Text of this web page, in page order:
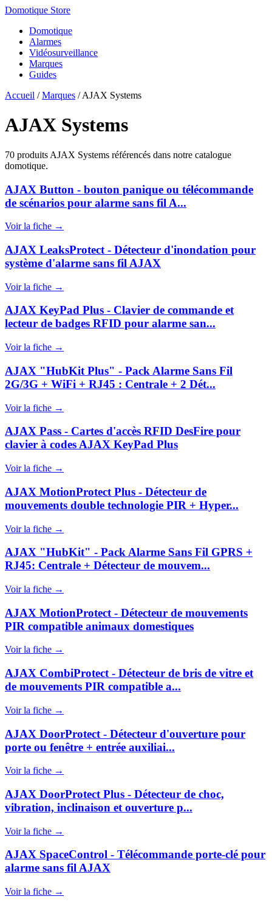
Domotique Store
Domotique
Alarmes
Vidéosurveillance
Marques
Guides
Accueil /Marques /AJAX Systems
AJAX Systems
70 produits AJAX Systems référencés dans notre catalogue
domotique.
AJAX Button - bouton panique ou télécommande
de scénarios pour alarme sans fil A...
Voir la fiche →
AJAX LeaksProtect - Détecteur d'inondation pour
système d'alarme sans fil AJAX
Voir la fiche →
AJAX KeyPad Plus - Clavier de commande et
lecteur de badges RFID pour alarme san...
Voir la fiche →
AJAX "HubKit Plus" - Pack Alarme Sans Fil
2G/3G + WiFi + RJ45 : Centrale + 2 Dét...
Voir la fiche →
AJAX Pass - Cartes d'accès RFID DesFire pour
clavier à codes AJAX KeyPad Plus
Voir la fiche →
AJAX MotionProtect Plus - Détecteur de
mouvements double technologie PIR + Hyper...
Voir la fiche →
AJAX "HubKit" - Pack Alarme Sans Fil GPRS +
RJ45: Centrale + Détecteur de mouvem...
Voir la fiche →
AJAX MotionProtect - Détecteur de mouvements
PIR compatible animaux domestiques
Voir la fiche →
AJAX CombiProtect - Détecteur de bris de vitre et
de mouvements PIR compatible a...
Voir la fiche →
AJAX DoorProtect - Détecteur d'ouverture pour
porte ou fenêtre + entrée auxiliai...
Voir la fiche →
AJAX DoorProtect Plus - Détecteur de choc,
vibration, inclinaison et ouverture p...
Voir la fiche →
AJAX SpaceControl - Télécommande porte-clé pour
alarme sans fil AJAX
Voir la fiche →